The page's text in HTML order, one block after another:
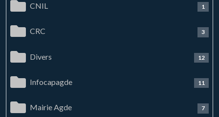
CNIL 1
CRC 3
Divers 12
Infocapagde 11
Mairie Agde 7